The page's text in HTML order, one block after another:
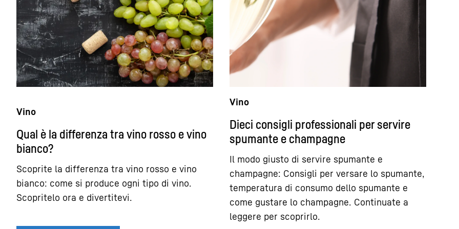
Vino
Qual è la differenza tra vino rosso e vino
bianco?
Scoprite la differenza tra vino rosso e vino
bianco: come si produce ogni tipo di vino.
Scopritelo ora e divertitevi.
Vino
Dieci consigli professionali per servire
spumante e champagne
Il modo giusto di servire spumante e
champagne: Consigli per versare lo spumante,
temperatura di consumo dello spumante e
come gustare lo champagne. Continuate a
leggere per scoprirlo.